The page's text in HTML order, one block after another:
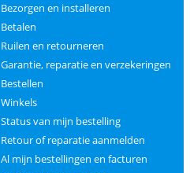
Bezorgen en installeren
Betalen
Ruilen en retourneren
Garantie, reparatie en verzekeringen
Bestellen
Winkels
Status van mijn bestelling
Retour of reparatie aanmelden
Al mijn bestellingen en facturen